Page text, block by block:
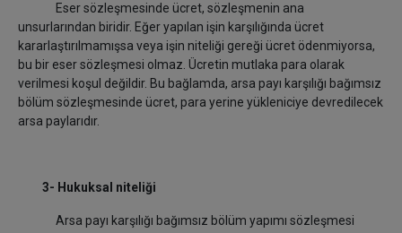
Eser sözleşmesinde ücret, sözleşmenin ana
unsurlarından biridir. Eğer yapılan işin karşılığında ücret
kararlaştırılmamışsa veya işin niteliği gereği ücret ödenmiyorsa,
bu bir eser sözleşmesi olmaz. Ücretin mutlaka para olarak
verilmesi koşul değildir. Bu bağlamda, arsa payı karşılığı bağımsız
bölüm sözleşmesinde ücret, para yerine yükleniciye devredilecek
arsa paylarıdır.
3- Hukuksal niteliği
Arsa payı karşılığı bağımsız bölüm yapımı sözleşmesi